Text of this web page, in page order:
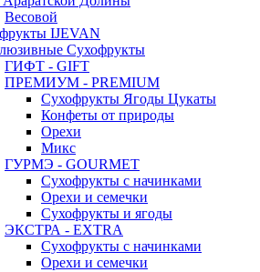
Весовой
IJEVAN
Сухофрукты
ГИФТ - GIFT
ПРЕМИУМ - PREMIUM
Сухофрукты Ягоды Цукаты
Конфеты от природы
Орехи
Микс
ГУРМЭ - GOURMET
Сухофрукты с начинками
Орехи и семечки
Сухофрукты и ягоды
ЭКСТРА - EXTRA
Сухофрукты с начинками
Орехи и семечки